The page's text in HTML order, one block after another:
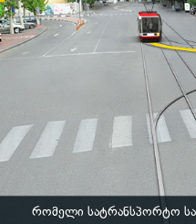
რომელი სატრანსპორტო